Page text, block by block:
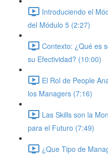
Introduciendo el
del Módulo 5 (2:27)
Contexto: ¿Qué es
su Efectividad? (10:00)
El Rol de People
los Managers (7:16)
Las Skills son la
para el Futuro (7:49)
¿Que Tipo de